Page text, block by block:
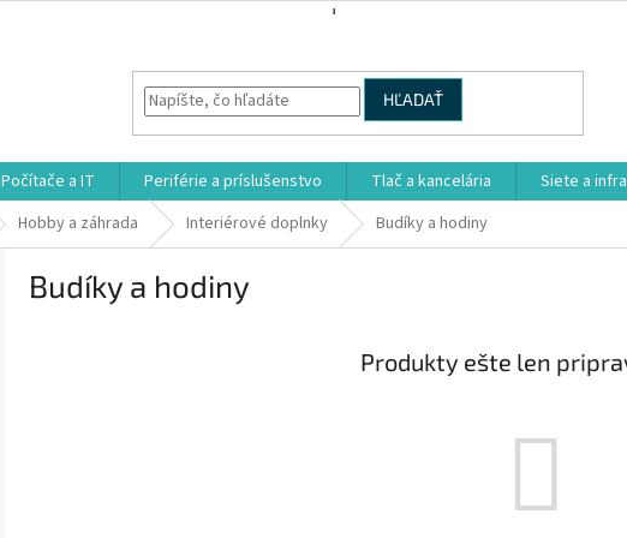
HĽADAŤ
Počítače a IT Periférie a príslušenstvo Tlač a kancelária Siete a
Hobby a záhrada Interiérové doplnky Budíky a hodiny
Budíky a hodiny
Produkty ešte len